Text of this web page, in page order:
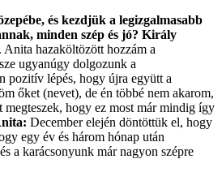
és kezdjük a legizgalmasabb
minden szép és jó? Király
hazaköltözött hozzám a
ugyanúgy dolgozunk a
pozitív lépés, hogy újra együtt a
őket (nevet), de én többé nem akarom,
hogy ez most már mindig így
December elején döntöttük el, hogy
egy év és három hónap után
a karácsonyunk már nagyon szépre